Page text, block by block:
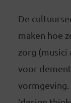
De
maken hoe
zorg (musici
voor